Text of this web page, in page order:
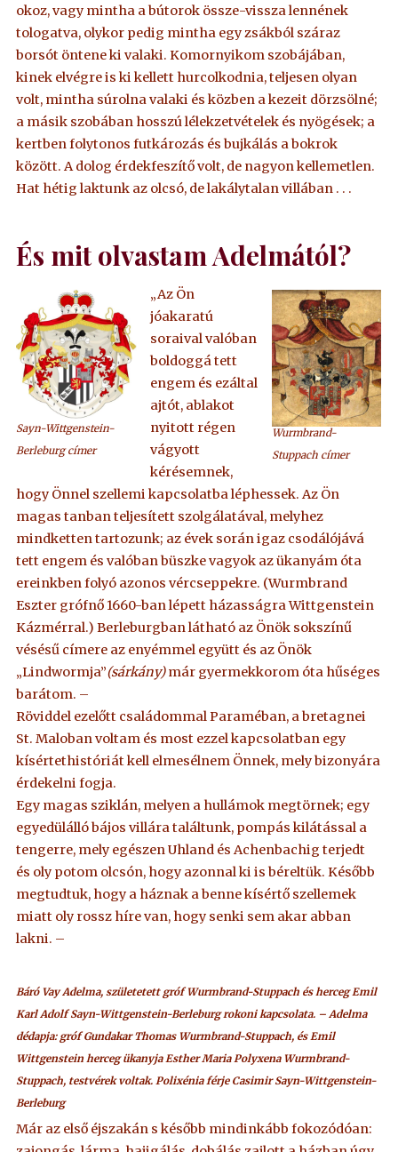
okoz, vagy mintha a bútorok össze-vissza lennének
tologatva, olykor pedig mintha egy zsákból száraz
borsót öntene ki valaki. Komornyikom szobájában,
kinek elvégre is ki kellett hurcolkodnia, teljesen olyan
volt, mintha súrolna valaki és közben a kezeit dörzsölné;
a másik szobában hosszú lélekzetvételek és nyögések; a
kertben folytonos futkározás és bujkálás a bokrok
között. A dolog érdekfeszítő volt, de nagyon kellemetlen.
Hat hétig laktunk az olcsó, de lakálytalan villában . . .
És mit olvastam Adelmától?
Sayn-Wittgenstein-
Berleburg címer
Wurmbrand-
Stuppach címer
„Az Ön
jóakaratú
soraival valóban
boldoggá tett
engem és ezáltal
ajtót, ablakot
nyitott régen
vágyott
kérésemnek,
hogy Önnel szellemi kapcsolatba léphessek. Az Ön
magas tanban teljesített szolgálatával, melyhez
mindketten tartozunk; az évek során igaz csodálójává
tett engem és valóban büszke vagyok az ükanyám óta
ereinkben folyó azonos vércseppekre. (Wurmbrand
Eszter grófnő 1660-ban lépett házasságra Wittgenstein
Kázmérral.) Berleburgban látható az Önök sokszínű
vésésű címere az enyémmel együtt és az Önök
„Lindwormja”(sárkány)már gyermekkorom óta hűséges
barátom. –
Röviddel ezelőtt családommal Paraméban, a bretagnei
St. Maloban voltam és most ezzel kapcsolatban egy
kísértethistóriát kell elmesélnem Önnek, mely bizonyára
érdekelni fogja.
Egy magas sziklán, melyen a hullámok megtörnek; egy
egyedülálló bájos villára találtunk, pompás kilátással a
tengerre, mely egészen Uhland és Achenbachig terjedt
és oly potom olcsón, hogy azonnal ki is béreltük. Később
megtudtuk, hogy a háznak a benne kísértő szellemek
miatt oly rossz híre van, hogy senki sem akar abban
lakni. –
Báró Vay Adelma, születetett gróf Wurmbrand-Stuppach és herceg Emil
Karl Adolf Sayn-Wittgenstein-Berleburg rokoni kapcsolata. – Adelma
dédapja: gróf Gundakar Thomas Wurmbrand-Stuppach, ésEmil
Wittgenstein herceg ükanyja Esther Maria Polyxena Wurmbrand-
Stuppach, testvérek voltak. Polixénia férje Casimir Sayn-Wittgenstein-
Berleburg
Már az első éjszakán s később mindinkább fokozódóan: